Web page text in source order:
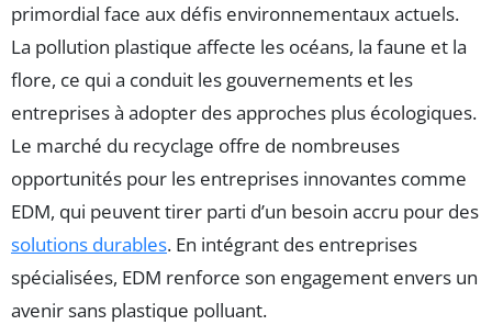
primordial face aux défis environnementaux actuels.
La pollution plastique affecte les océans, la faune et la
flore, ce qui a conduit les gouvernements et les
entreprises à adopter des approches plus écologiques.
Le marché du recyclage offre de nombreuses
opportunités pour les entreprises innovantes comme
EDM, qui peuvent tirer parti d’un besoin accru pour des
solutions durables. En intégrant des entreprises
spécialisées, EDM renforce son engagement envers un
avenir sans plastique polluant.